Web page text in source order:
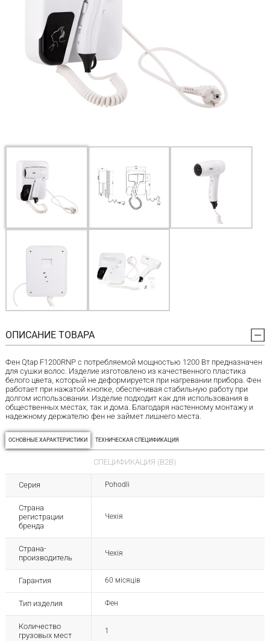
ОПИСАНИЕ ТОВАРА
Фен Qtap F1200RNP с потребляемой мощностью 1200 Вт предназначен
для сушки волос. Изделие изготовлено из качественного пластика
белого цвета, который не деформируется при нагревании прибора. Фен
работает при нажатой кнопке, обеспечивая стабильную работу при
долгом использовании. Изделие подходит как для использования в
общественных местах, так и дома. Благодаря настенному монтажу и
надежному держателю фен не займет лишнего места.
ОСНОВНЫЕ ХАРАКТЕРИСТИКИ ТЕХНИЧЕСКАЯ СПЕЦИФИКАЦИЯ
СПЕЦИФИКАЦИЯ (B2B)
Серия Pohodli
Страна
регистрации
бренда
Чехія
Страна-
производитель
Чехія
Гарантия 60 місяців
Тип изделия Фен
Количество
грузовых мест
1